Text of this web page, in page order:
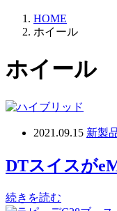
HOME
ホイール
ホイール
2021.09.15 新製
DTスイスが
続きを読む